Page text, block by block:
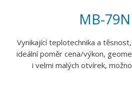
MB-79N
Vynikající teplotechnika a
ideální poměr cena/výkon,
i velmi malých otvírek,